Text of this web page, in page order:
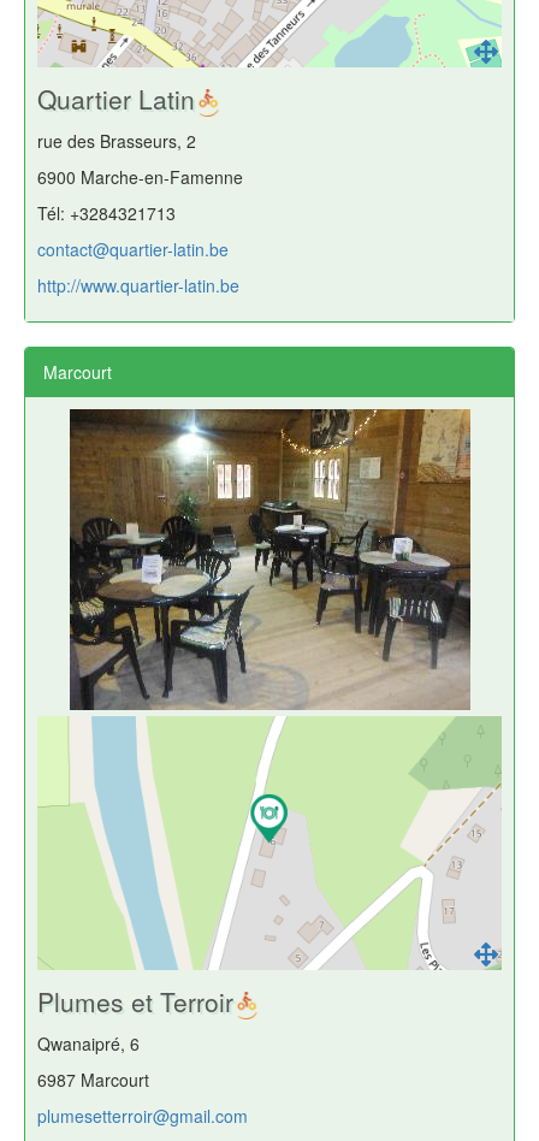
Quartier Latin
rue des Brasseurs, 2
6900 Marche-en-Famenne
Tél: +3284321713
contact@quartier-latin.be
http://www.quartier-latin.be
Marcourt
Plumes et Terroir
Qwanaipré, 6
6987 Marcourt
plumesetterroir@gmail.com